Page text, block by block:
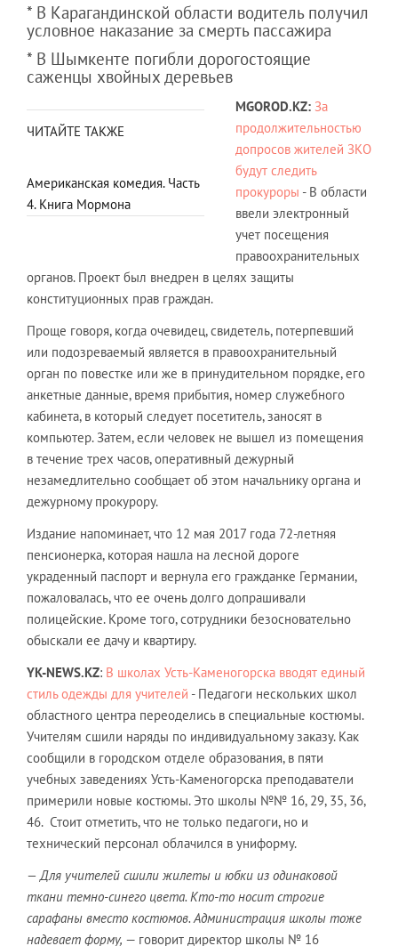
* В Карагандинской области водитель получил
условное наказание за смерть пассажира
* В Шымкенте погибли дорогостоящие
саженцы хвойных деревьев
ЧИТАЙТЕ ТАКЖЕ
Американская комедия. Часть
4. Книга Мормона
MGOROD.KZ: За
продолжительностью
допросов жителей ЗКО
будут следить
прокуроры - В области
ввели электронный
учет посещения
правоохранительных
органов. Проект был внедрен в целях защиты
конституционных прав граждан.
Проще говоря, когда очевидец, свидетель, потерпевший
или подозреваемый является в правоохранительный
орган по повестке или же в принудительном порядке, его
анкетные данные, время прибытия, номер служебного
кабинета, в который следует посетитель, заносят в
компьютер. Затем, если человек не вышел из помещения
в течение трех часов, оперативный дежурный
незамедлительно сообщает об этом начальнику органа и
дежурному прокурору.
Издание напоминает, что 12 мая 2017 года 72-летняя
пенсионерка, которая нашла на лесной дороге
украденный паспорт и вернула его гражданке Германии,
пожаловалась, что ее очень долго допрашивали
полицейские. Кроме того, сотрудники безосновательно
обыскали ее дачу и квартиру.
YK-NEWS.KZ: В школах Усть-Каменогорска вводят единый
стиль одежды для учителей - Педагоги нескольких школ
областного центра переоделись в специальные костюмы.
Учителям сшили наряды по индивидуальному заказу. Как
сообщили в городском отделе образования, в пяти
учебных заведениях Усть-Каменогорска преподаватели
примерили новые костюмы. Это школы №№ 16, 29, 35, 36,
46. Стоит отметить, что не только педагоги, но и
технический персонал облачился в униформу.
— Для учителей сшили жилеты и юбки из одинаковой
ткани темно-синего цвета. Кто-то носит строгие
сарафаны вместо костюмов. Администрация школы тоже
надевает форму, — говорит директор школы № 16